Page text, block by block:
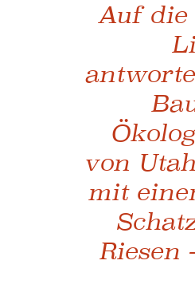
Auf die
von
mit
Riesen